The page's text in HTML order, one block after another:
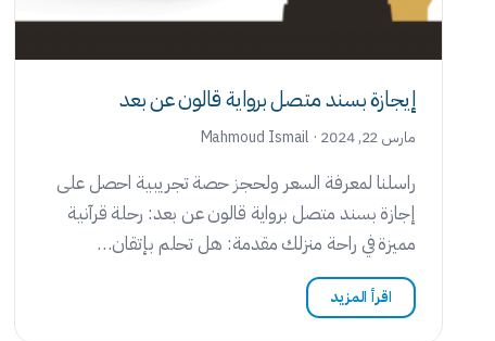
إيجازة بسند متصل برواية قالون عن بعد
مارس 22, 2024 · Mahmoud Ismail
راسلنا لمعرفة السعر ولحجز حصة تجريبية احصل على
إجازة بسند متصل برواية قالون عن بعد: رحلة قرآنية
مميزة في راحة منزلك مقدمة: هل تحلم بإتقان…
اقرأ المزيد